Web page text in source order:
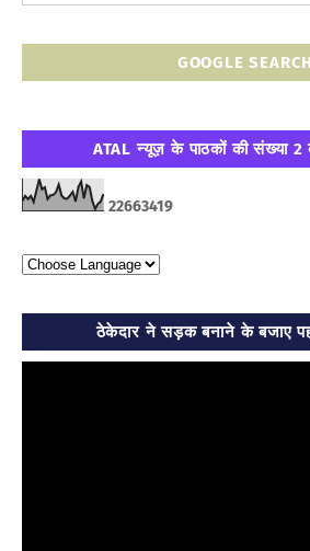
GOOGLE SEARCH
ATAL न्यूज़ के पाठकों की संख्या 2
22663419
ठेकेदार ने सड़क बनाने के बजाए